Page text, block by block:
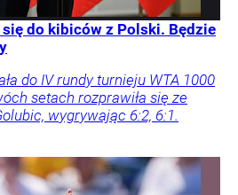
się do kibiców z Polski. Będzie
do IV rundy turnieju WTA 1000
setach rozprawiła się ze
wygrywając 6:2, 6:1.